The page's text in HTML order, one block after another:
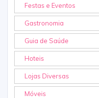
Festas e Eventos
Gastronomia
Guia de Saúde
Hoteis
Lojas Diversas
Móveis